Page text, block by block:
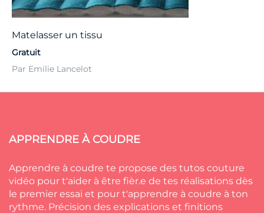
Matelasser un tissu
Gratuit
Par Emilie Lancelot
APPRENDRE À COUDRE
Apprendre à coudre te propose des tutos couture
vidéo pour t'aider à être fièr.e de tes réalisations dès
le premier essai et pour t'apprendre à coudre à ton
rythme. Précision des explications et finitions